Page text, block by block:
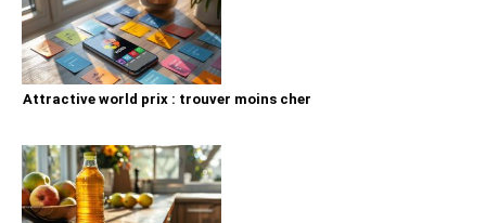
Attractive world prix : trouver moins cher